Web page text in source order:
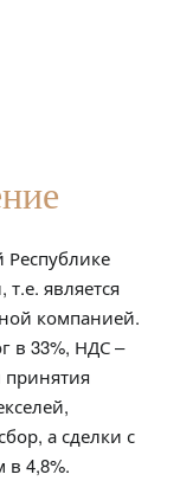
Республике
т.е. является
компанией.
в 33%, НДС –
принятия
а сделки с
4,8%.